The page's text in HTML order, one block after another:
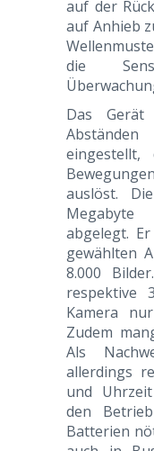
auf der
auf Anhieb
die
Das Gerät
auslöst.
abgelegt.
gewählten
8.000
respektive
Kamera
Zudem
Als
allerdings
und
den
Batterien